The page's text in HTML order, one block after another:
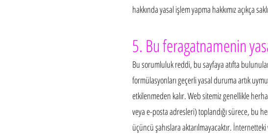
hakkında yasal işlem yapma hakkımız açıkça
5. Bu feragatnamenin
Bu sorumluluk reddi, bu sayfaya atıfta
formülasyonları geçerli yasal duruma artık
etkilenmeden kalır. Web sitemiz genellikle
veya e-posta adresleri) toplandığı sürece, bu
üçüncü şahıslara aktarılmayacaktır.